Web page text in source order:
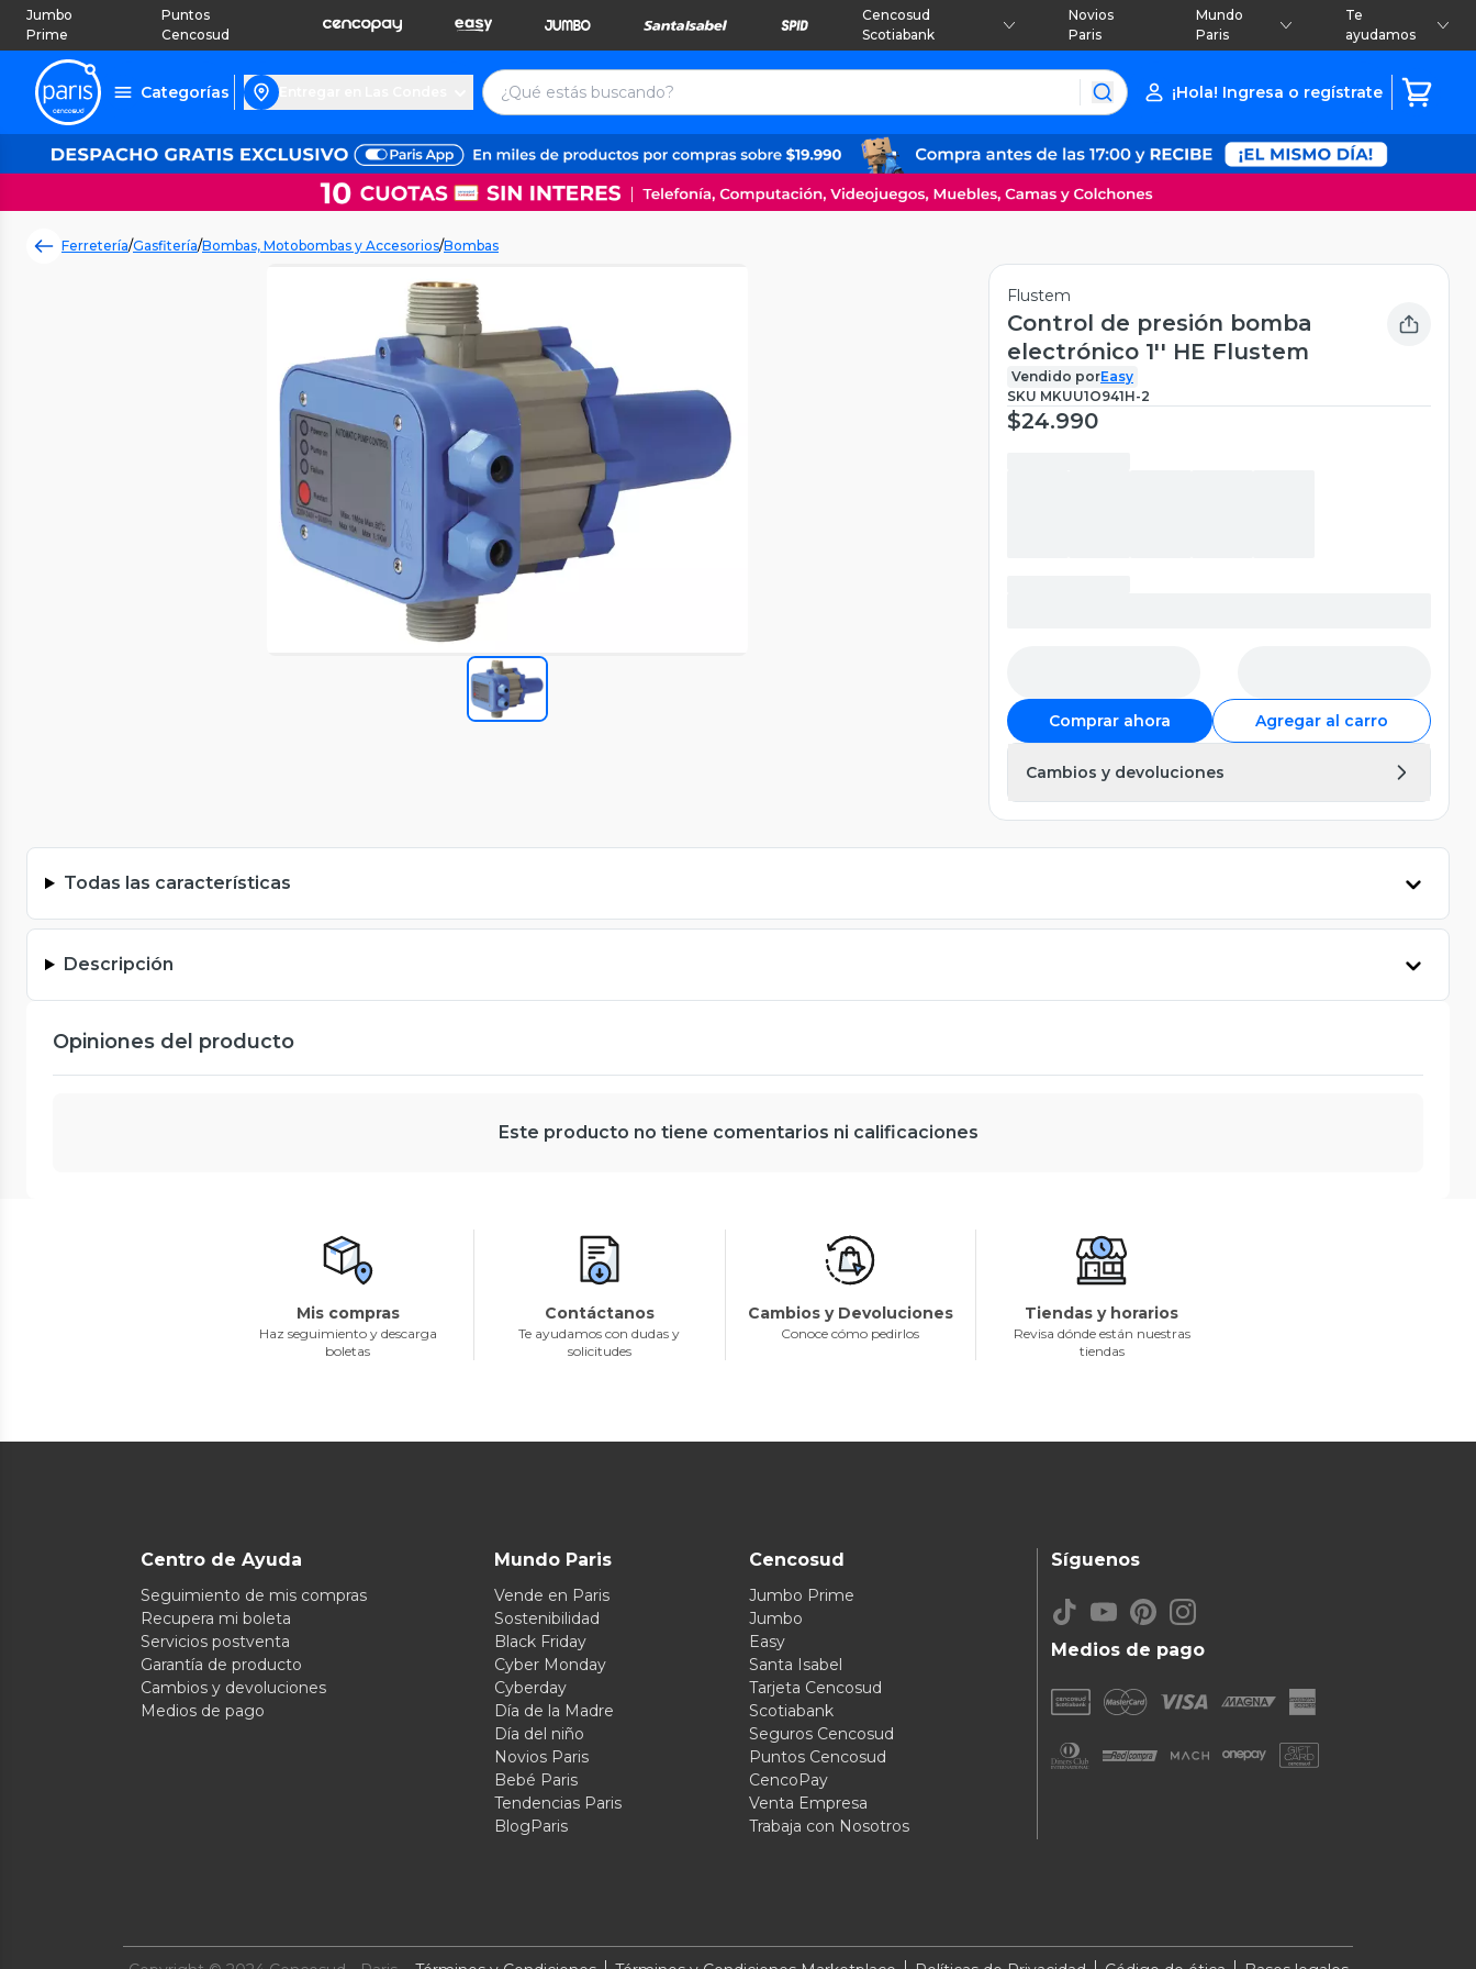
Jumbo
Prime
Puntos
Cencosud
Cencosud
Scotiabank
Novios
Paris
Mundo
Paris
Te
ayudamos
Categorías ¡Hola! Ingresa o regístrate
Ferretería/Gasfitería/Bombas, Motobombas y Accesorios/Bombas
Flustem
Control de presión bomba
electrónico 1'' HE Flustem
Vendido porEasy
SKU MKUU1O941H-2
$24.990
Comprar ahora Agregar al carro
Cambios y devoluciones
Todas las características
Descripción
Opiniones del producto
Este producto no tiene comentarios ni calificaciones
Mis compras
Haz seguimiento y descarga
boletas
Contáctanos
Te ayudamos con dudas y
solicitudes
Cambios y Devoluciones
Conoce cómo pedirlos
Tiendas y horarios
Revisa dónde están nuestras
tiendas
Centro de Ayuda
Seguimiento de mis compras
Recupera mi boleta
Servicios postventa
Garantía de producto
Cambios y devoluciones
Medios de pago
Mundo Paris
Vende en Paris
Sostenibilidad
Black Friday
Cyber Monday
Cyberday
Día de la Madre
Día del niño
Novios Paris
Bebé Paris
Tendencias Paris
BlogParis
Cencosud
Jumbo Prime
Jumbo
Easy
Santa Isabel
Tarjeta Cencosud
Scotiabank
Seguros Cencosud
Puntos Cencosud
CencoPay
Venta Empresa
Trabaja con Nosotros
Medios de pago
Síguenos